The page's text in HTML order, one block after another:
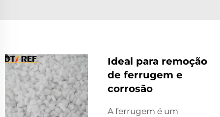
Ideal para remoção
de ferrugem e
corrosão
A ferrugem é um